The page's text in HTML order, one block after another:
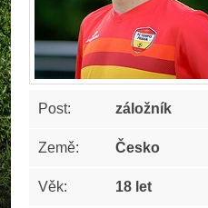
Post: záložník
Země: Česko
Věk: 18 let